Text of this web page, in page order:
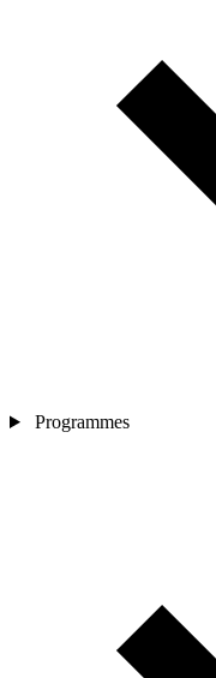
Programmes